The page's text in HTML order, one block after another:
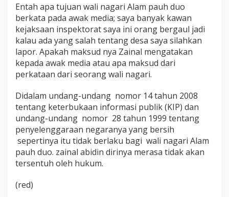
p
a
n
g
a
n
D
a
a
D
e
s
a
Entah apa tujuan wali nagari Alam pauh duo
berkata pada awak media; saya banyak kawan
kejaksaan inspektorat saya ini orang bergaul jadi
kalau ada yang salah tentang desa saya silahkan
lapor. Apakah maksud nya Zainal mengatakan
kepada awak media atau apa maksud dari
perkataan dari seorang wali nagari.
Didalam undang-undang nomor 14 tahun 2008
tentang keterbukaan informasi publik (KIP) dan
undang-undang nomor 28 tahun 1999 tentang
penyelenggaraan negaranya yang bersih
sepertinya itu tidak berlaku bagi wali nagari Alam
pauh duo. zainal abidin dirinya merasa tidak akan
tersentuh oleh hukum.
(red)